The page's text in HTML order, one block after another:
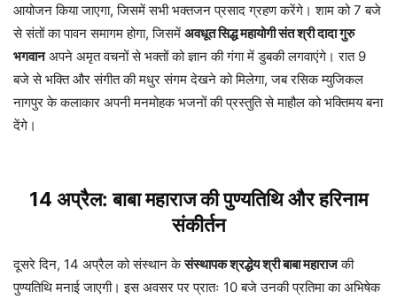
आयोजन किया जाएगा, जिसमें सभी भक्तजन प्रसाद ग्रहण करेंगे। शाम को 7 बजे
से संतों का पावन समागम होगा, जिसमें अवधूत सिद्ध महायोगी संत श्री दादा गुरु
भगवानअपने अमृत वचनों से भक्तों को ज्ञान की गंगा में डुबकी लगवाएंगे। रात 9
बजे से भक्ति और संगीत की मधुर संगम देखने को मिलेगा, जब रसिक म्युजिकल
नागपुर के कलाकार अपनी मनमोहक भजनों की प्रस्तुति से माहौल को भक्तिमय बना
देंगे।
14 अप्रैल: बाबा महाराज की पुण्यतिथि और हरिनाम
संकीर्तन
दूसरे दिन, 14 अप्रैल को संस्थान केसंस्थापक श्रद्धेय श्री बाबा महाराजकी
पुण्यतिथि मनाई जाएगी। इस अवसर पर प्रातः 10 बजे उनकी प्रतिमा का अभिषेक